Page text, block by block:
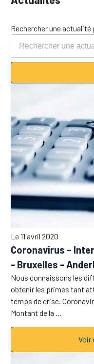
Rechercher une actualité
Le 11 avril 2020
Coronavirus –
- Bruxelles -
Nous connaissons les
obtenir les primes tant
temps de crise.
Montant de la ...
Voir